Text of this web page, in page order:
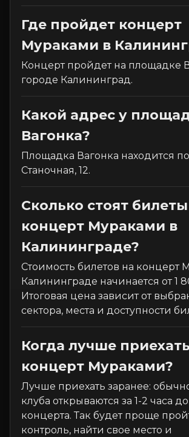
Где пройдет концерт
Мураками в
Концерт пройдет на площадке
городе Калининград.
Какой адрес у
Вагонка?
Площадка Вагонка находится по
Станочная, 12.
Сколько стоят
концерт Мураками в
Калининграде?
Стоимость билетов на концерт
Калининграде начинается от 1
Итоговая цена зависит от
сектора, места и доступности
Когда лучше
концерт Мураками?
Лучше приехать заранее:
клуба открываются за 1-2 часа
концерта. Так будет проще
контроль, найти свое место и